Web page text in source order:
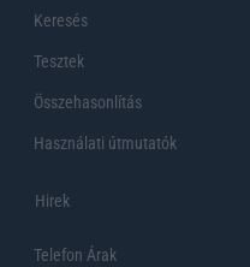
Keresés
Tesztek
Összehasonlítás
Használati útmutatók
Hirek
Telefon Árak